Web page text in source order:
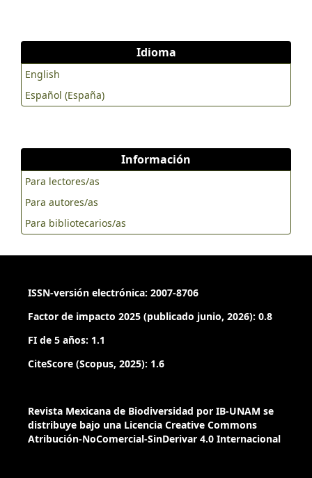
Idioma
English
Español (España)
Información
Para lectores/as
Para autores/as
Para bibliotecarios/as
ISSN-versión electrónica: 2007-8706
Factor de impacto 2025 (publicado junio, 2026): 0.8
FI de 5 años: 1.1
CiteScore (Scopus, 2025): 1.6
Revista Mexicana de Biodiversidad por IB-UNAM se
distribuye bajo una Licencia Creative Commons
Atribución-NoComercial-SinDerivar 4.0 Internacional